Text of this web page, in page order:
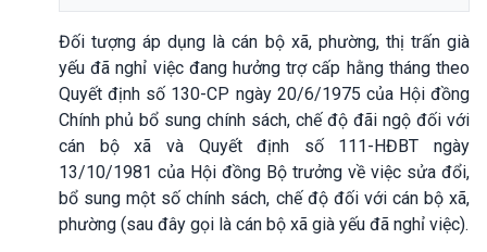
Đối tượng áp dụng là cán bộ xã, phường, thị trấn già
yếu đã nghỉ việc đang hưởng trợ cấp hằng tháng theo
Quyết định số 130-CP ngày 20/6/1975 của Hội đồng
Chính phủ bổ sung chính sách, chế độ đãi ngộ đối với
cán bộ xã và Quyết định số 111-HĐBT ngày
13/10/1981 của Hội đồng Bộ trưởng về việc sửa đổi,
bổ sung một số chính sách, chế độ đối với cán bộ xã,
phường (sau đây gọi là cán bộ xã già yếu đã nghỉ việc).